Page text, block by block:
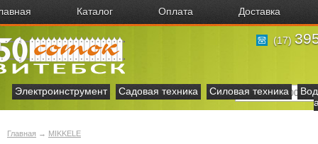
Каталог Оплата Доставка
(17)
Электроинструмент Садовая техника Силовая техника
Главная → MIKKELE